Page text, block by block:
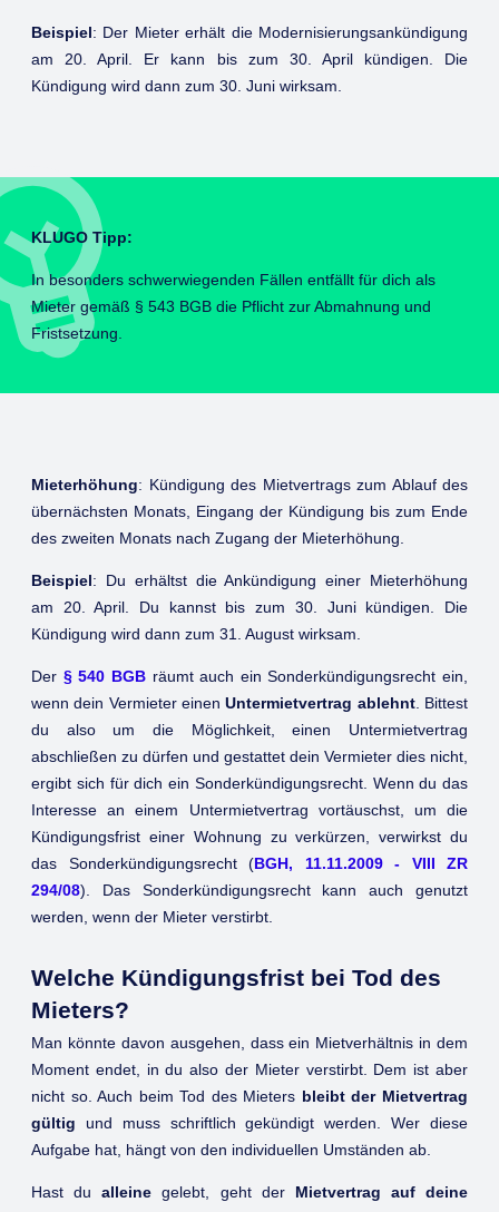
Beispiel: Der Mieter erhält die Modernisierungsankündigung
am 20. April. Er kann bis zum 30. April kündigen. Die
Kündigung wird dann zum 30. Juni wirksam.
KLUGO Tipp:
In besonders schwerwiegenden Fällen entfällt für dich als
Mieter gemäß § 543 BGB die Pflicht zur Abmahnung und
Fristsetzung.
Mieterhöhung: Kündigung des Mietvertrags zum Ablauf des
übernächsten Monats, Eingang der Kündigung bis zum Ende
des zweiten Monats nach Zugang der Mieterhöhung.
Beispiel: Du erhältst die Ankündigung einer Mieterhöhung
am 20. April. Du kannst bis zum 30. Juni kündigen. Die
Kündigung wird dann zum 31. August wirksam.
Der § 540 BGBräumt auch ein Sonderkündigungsrecht ein,
wenn dein Vermieter einenUntermietvertrag ablehnt. Bittest
du also um die Möglichkeit, einen Untermietvertrag
abschließen zu dürfen und gestattet dein Vermieter dies nicht,
ergibt sich für dich ein Sonderkündigungsrecht. Wenn du das
Interesse an einem Untermietvertrag vortäuschst, um die
Kündigungsfrist einer Wohnung zu verkürzen, verwirkst du
das Sonderkündigungsrecht (BGH, 11.11.2009 - VIII ZR
294/08). Das Sonderkündigungsrecht kann auch genutzt
werden, wenn der Mieter verstirbt.
Welche Kündigungsfrist bei Tod des
Mieters?
Man könnte davon ausgehen, dass ein Mietverhältnis in dem
Moment endet, in du also der Mieter verstirbt. Dem ist aber
nicht so. Auch beim Tod des Mieters bleibt der Mietvertrag
gültig und muss schriftlich gekündigt werden. Wer diese
Aufgabe hat, hängt von den individuellen Umständen ab.
Hast dualleine gelebt, geht der Mietvertrag auf deine